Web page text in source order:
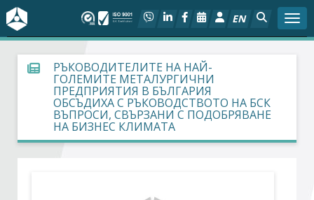
EN
За БСК
На фокус
Актуално
РЪКОВОДИТЕЛИТЕ НА НАЙ-
ГОЛЕМИТЕ МЕТАЛУРГИЧНИ
ПРЕДПРИЯТИЯ В БЪЛГАРИЯ
ОБСЪДИХА С РЪКОВОДСТВОТО НА БСК
ВЪПРОСИ, СВЪРЗАНИ С ПОДОБРЯВАНЕ
НА БИЗНЕС КЛИМАТА